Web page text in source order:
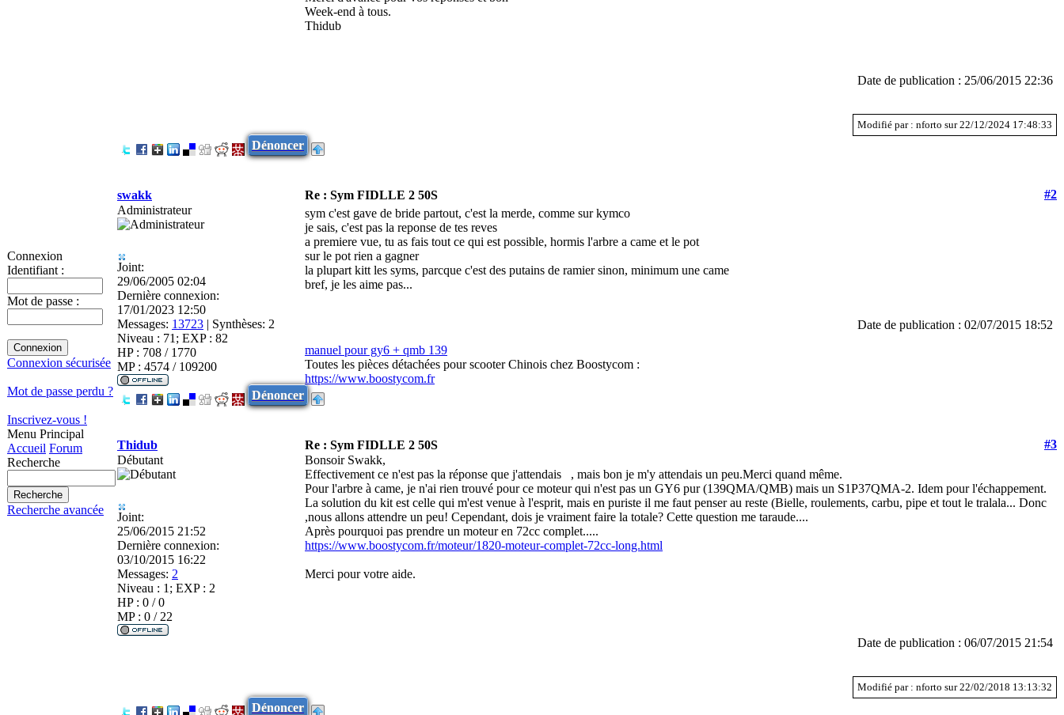
Connexion
Identifiant :
Mot de passe :
Connexion sécurisée
Mot de passe perdu ?
Inscrivez-vous !
Menu Principal
Accueil Forum
Recherche
Recherche avancée
Week-end à tous.
Thidub
Date de publication : 25/06/2015 22:36
Modifié par : nforto sur 22/12/2024 17:48:33
Dénoncer
swakk Re : Sym FIDLLE 2 50S
#2
Administrateur
Joint:
29/06/2005 02:04
Dernière connexion:
17/01/2023 12:50
Messages: 13723 | Synthèses: 2
Niveau : 71; EXP : 82
HP : 708 / 1770
MP : 4574 / 109200
sym c'est gave de bride partout, c'est la merde, comme sur kymco
je sais, c'est pas la reponse de tes reves
a premiere vue, tu as fais tout ce qui est possible, hormis l'arbre a came et le pot
sur le pot rien a gagner
la plupart kitt les syms, parcque c'est des putains de ramier sinon, minimum une came
bref, je les aime pas...
Date de publication : 02/07/2015 18:52
manuel pour gy6 + qmb 139
Toutes les pièces détachées pour scooter Chinois chez Boostycom :
https://www.boostycom.fr
Dénoncer
Thidub Re : Sym FIDLLE 2 50S
#3
Débutant
Joint:
25/06/2015 21:52
Dernière connexion:
03/10/2015 16:22
Messages: 2
Niveau : 1; EXP : 2
HP : 0 / 0
MP : 0 / 22
Bonsoir Swakk,
Effectivement ce n'est pas la réponse que j'attendais
, mais bon je m'y attendais un peu.Merci quand même.
Pour l'arbre à came, je n'ai rien trouvé pour ce moteur qui n'est pas un GY6 pur (139QMA/QMB) mais un S1P37QMA-2. Idem pour l'échappement.
La solution du kit est celle qui m'est venue à l'esprit, mais en puriste il me faut penser au reste (Bielle, roulements, carbu, pipe et tout le tralala... Donc
,nous allons attendre un peu! Cependant, dois je vraiment faire la totale? Cette question me taraude....
Après pourquoi pas prendre un moteur en 72cc complet.....
https://www.boostycom.fr/moteur/1820-moteur-complet-72cc-long.html
Merci pour votre aide.
Date de publication : 06/07/2015 21:54
Modifié par : nforto sur 22/02/2018 13:13:32
Dénoncer